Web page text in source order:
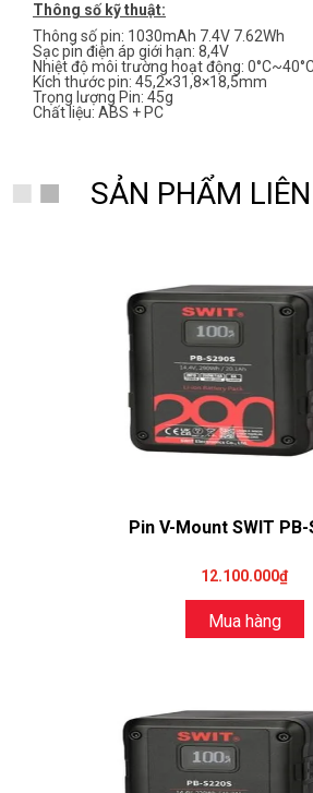
Thông số kỹ thuật:
Thông số pin: 1030mAh 7.4V 7.62Wh
Sạc pin điện áp giới hạn: 8,4V
Nhiệt độ môi trường hoạt động:
Kích thước pin: 45,2×31,8×18,5mm
Trọng lượng Pin: 45g
Chất liệu: ABS + PC
SẢN PHẨM
Pin V-Mount SWIT PB-
12.100.000₫
Mua hàng